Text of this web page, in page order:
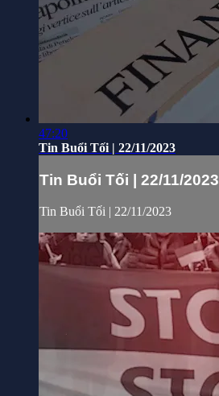
47:20
Tin Buổi Tối | 22/11/2023
Tin Buổi Tối | 22/11/2023
Tin Buổi Tối | 22/11/2023